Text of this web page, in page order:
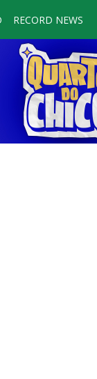
RECORD NEWS